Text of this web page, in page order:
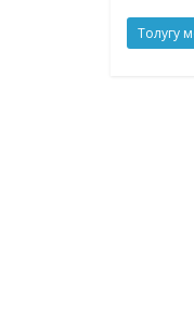
Толугу